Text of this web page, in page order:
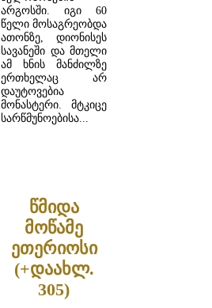
არგოსში. იგი 60
წელი მოსაგრეობდა
ათონზე, დიონისეს
სავანეში და მთელი
ამ ხნის მანძილზე
ერთხელაც არ
დაუტოვებია
მონასტერი. მტკიცე
სარწმუნოებისა...
წმიდა
მოწამე
ეთერიოსი
(+დაახლ.
305)